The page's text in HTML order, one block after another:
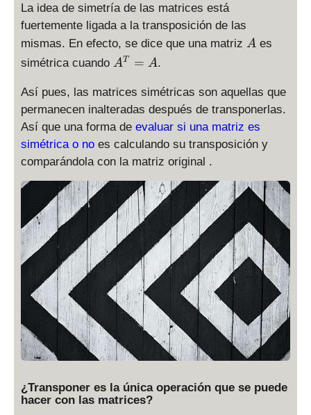
La idea de simetría de las matrices está
fuertemente ligada a la transposición de las
mismas. En efecto, se dice que una matriz A
A es
simétrica cuando A
T
=
A
AT = A.
Así pues, las matrices simétricas son aquellas que
permanecen inalteradas después de transponerlas.
Así que una forma de evaluar si una matriz es
simétrica o no es calculando su transposición y
comparándola con la matriz original .
¿Transponer es la única operación que se puede
hacer con las matrices?